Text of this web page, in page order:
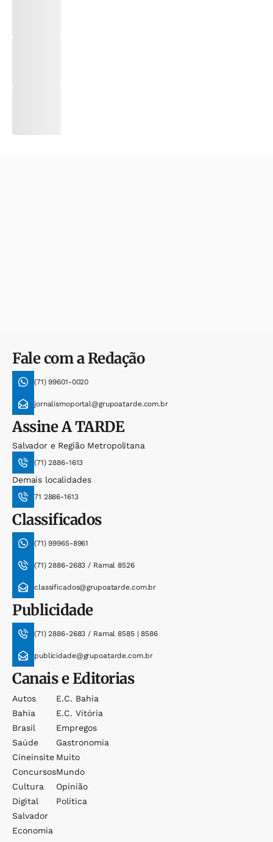
Fale com a Redação
(71) 99601-0020
jornalismoportal@grupoatarde.com.br
AssineA TARDE
Salvador e Região Metropolitana
(71) 2886-1613
Demais localidades
71 2886-1613
Classificados
(71) 99965-8961
(71) 2886-2683 / Ramal 8526
classificados@grupoatarde.com.br
Publicidade
(71) 2886-2683 / Ramal 8585 | 8586
publicidade@grupoatarde.com.br
Canais e Editorias
Autos
Bahia
Brasil
Saúde
Cineinsite
Concursos
Cultura
Digital
Salvador
Economia
E.c. Bahia
E.c. Vitória
Empregos
Gastronomia
Muito
Mundo
Opinião
Política